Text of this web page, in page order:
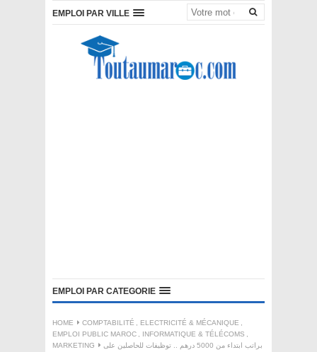
EMPLOI PAR VILLE
EMPLOI PAR CATEGORIE
HOME COMPTABILITÉ , ELECTRICITÉ & MÉCANIQUE ,
EMPLOI PUBLIC MAROC , INFORMATIQUE & TÉLÉCOMS ,
MARKETING
براتب ابتداء من 5000 درهم .. توظيفات للحاصلين على